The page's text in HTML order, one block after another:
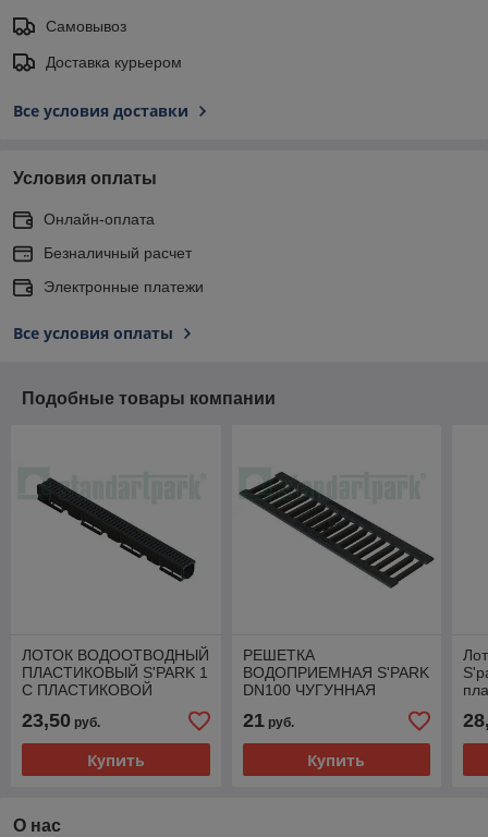
Самовывоз
Доставка курьером
Все условия доставки
Условия оплаты
Онлайн-оплата
Безналичный расчет
Электронные платежи
Все условия оплаты
Подобные товары компании
ЛОТОК ВОДООТВОДНЫЙ
ПЛАСТИКОВЫЙ S'PARK 1
С ПЛАСТИКОВОЙ
(КОМПЛЕКТ)
23,50 руб.
Купить
РЕШЕТКА
ВОДОПРИЕМНАЯ S'PARK
DN100 ЧУГУННАЯ
21руб.
Купить
О нас